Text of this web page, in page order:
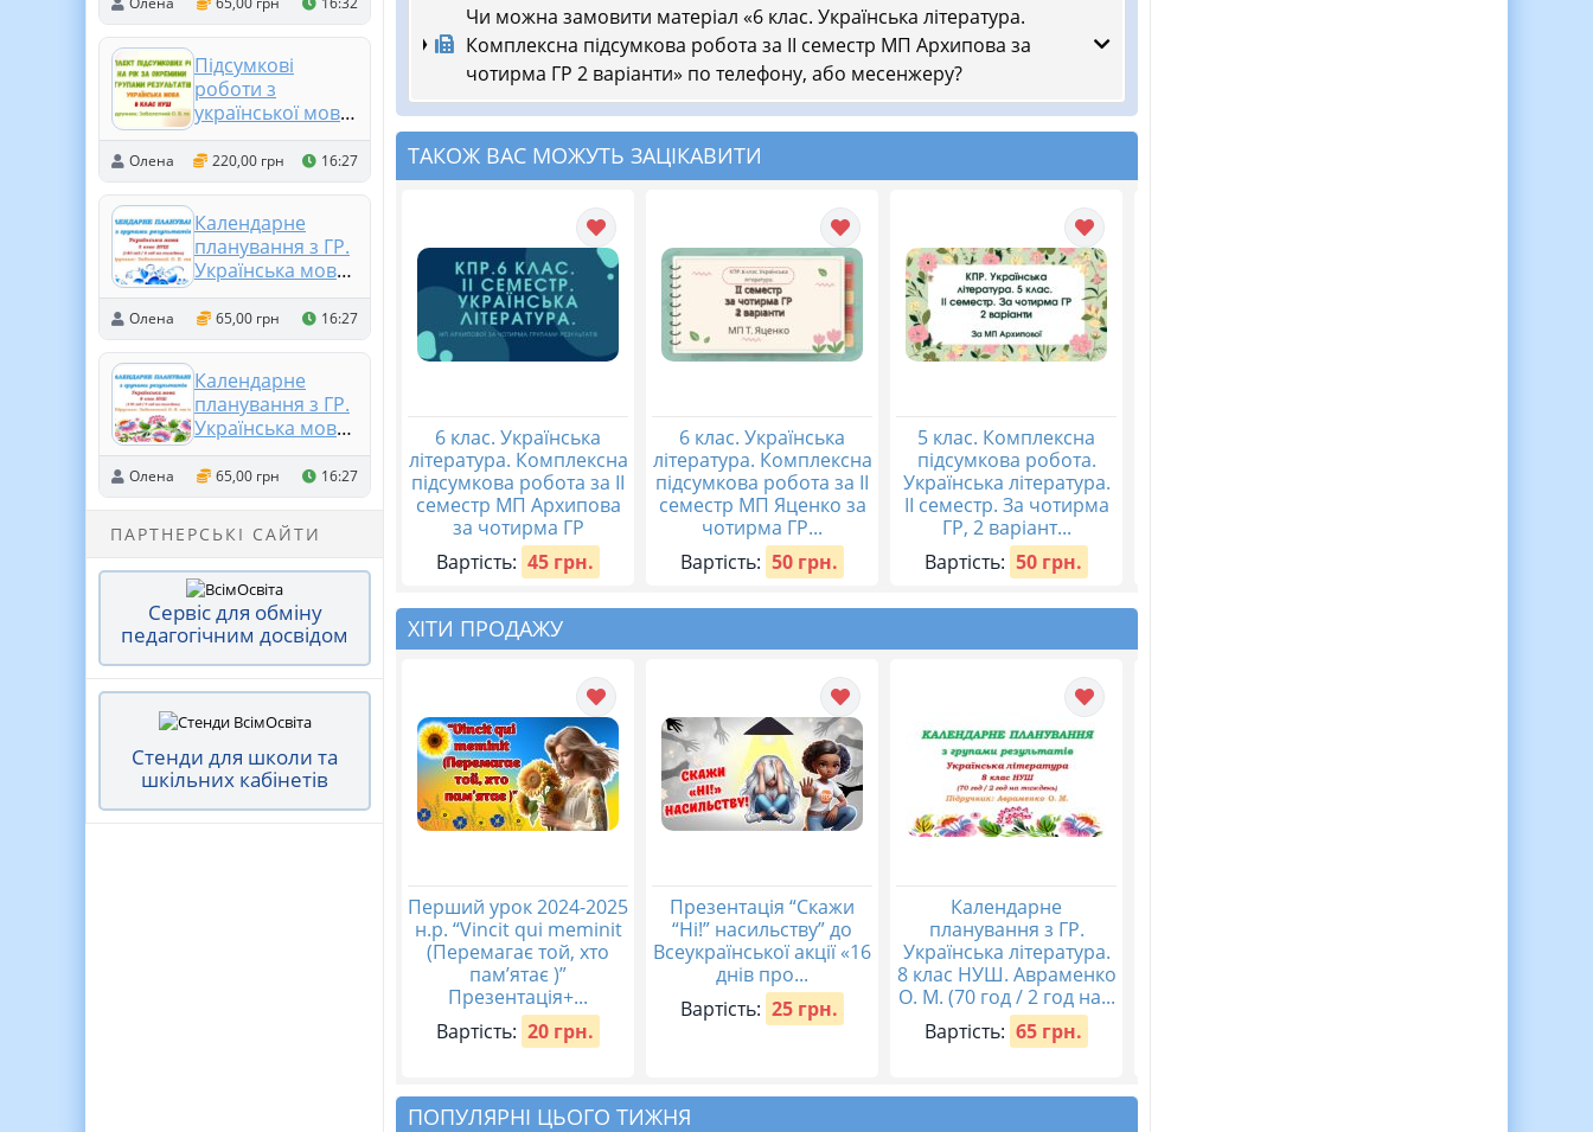
О.В. (140 год /4
Підсумкові
роботи з
української мови
на рік за
окремими
групами
клас НУШ
(підручник:
Заболотний О. В.
та ін.)
Олена 220,00 грн 16:27
Календарне
планування з ГР.
Українська мова.
5 клас НУШ.
Підручник:
Заболотний О. В.
год на тиждень)
Олена 65,00 грн 16:27
Календарне
планування з ГР.
Українська мова.
8 клас НУШ.
Заболотний О. В.,
Заболотний В. В.
(140 год / 4 год на
тиждень)
Олена 65,00 грн 16:27
ПАРТНЕРСЬКІ САЙТИ
Сервіс для обміну
педагогічним досвідом
Стенди для школи та
шкільних кабінетів
Чи можна замовити матеріал «6 клас. Українська література.
Комплексна підсумкова робота за ІІ семестр МП Архипова за
чотирма ГР 2 варіанти» по телефону, або месенжеру?
ТАКОЖ ВАС МОЖУТЬ ЗАЦІКАВИТИ
6 клас. Українська
література. Комплексна
підсумкова робота за ІІ
семестр МП Архипова
за чотирма ГР
Вартість: 45 грн.
6 клас. Українська
література. Комплексна
підсумкова робота за ІІ
семестр МП Яценко за
чотирма ГР...
Вартість: 50 грн.
5 клас. Комплексна
підсумкова робота.
Українська література.
ІІ семестр. За чотирма
ГР, 2 варіант...
Вартість: 50 грн.
ХІТИ ПРОДАЖУ
Перший урок 2024-2025
н.р. “Vincit qui meminit
(Перемагає той, хто
пам’ятає )”
Презентація+...
Вартість: 20 грн.
Презентація “Скажи
“Ні!” насильству” до
Всеукраїнської акції «16
днів про...
Вартість: 25 грн.
Календарне
планування з ГР.
Українська література.
8 клас НУШ. Авраменко
О. М. (70 год / 2 год на...
Вартість: 65 грн.
ПОПУЛЯРНІ ЦЬОГО ТИЖНЯ